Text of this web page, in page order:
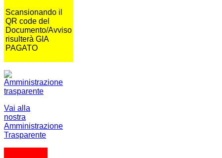
Scansionando il
QR code del
Documento/Avviso
risulterà GIA
PAGATO
Vai alla
nostra
Amministrazione
Trasparente